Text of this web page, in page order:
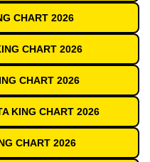
CHART 2026
CHART 2026
CHART 2026
KING CHART 2026
CHART 2026